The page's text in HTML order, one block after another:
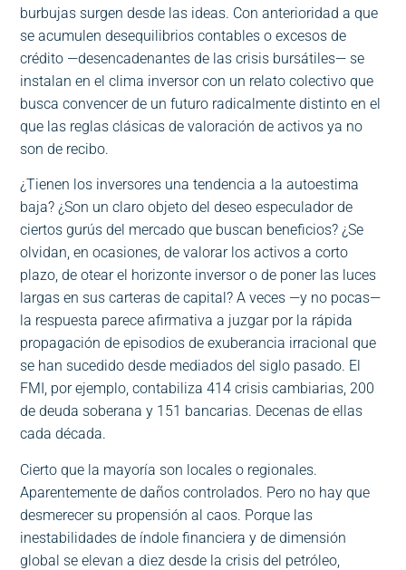
burbujas surgen desde las ideas. Con anterioridad a que
se acumulen desequilibrios contables o excesos de
crédito —desencadenantes de las crisis bursátiles— se
instalan en el clima inversor con un relato colectivo que
busca convencer de un futuro radicalmente distinto en el
que las reglas clásicas de valoración de activos ya no
son de recibo.
¿Tienen los inversores una tendencia a la autoestima
baja? ¿Son un claro objeto del deseo especulador de
ciertos gurús del mercado que buscan beneficios? ¿Se
olvidan, en ocasiones, de valorar los activos a corto
plazo, de otear el horizonte inversor o de poner las luces
largas en sus carteras de capital? A veces —y no pocas—
la respuesta parece afirmativa a juzgar por la rápida
propagación de episodios de exuberancia irracional que
se han sucedido desde mediados del siglo pasado. El
FMI, por ejemplo, contabiliza 414 crisis cambiarias, 200
de deuda soberana y 151 bancarias. Decenas de ellas
cada década.
Cierto que la mayoría son locales o regionales.
Aparentemente de daños controlados. Pero no hay que
desmerecer su propensión al caos. Porque las
inestabilidades de índole financiera y de dimensión
global se elevan a diez desde la crisis del petróleo,